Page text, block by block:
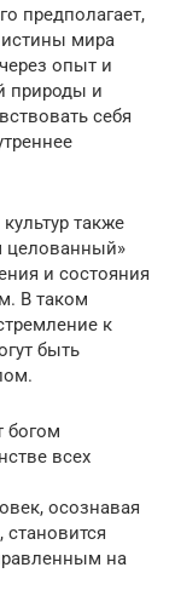
предполагает,
мира
опыт и
природы и
себя
также
целованный»
и состояния
В таком
к
быть
богом
всех
осознавая
на